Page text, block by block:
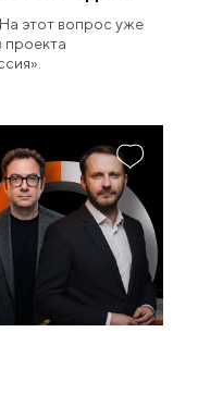
этот вопрос уже
проекта